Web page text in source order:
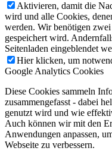
Aktivieren, damit die
wird und alle Cookies,
werden. Wir benötigen
gespeichert wird.
Seitenladen eingeblendet
Hier klicken, um
Google Analytics Cookies
Diese Cookies sammeln
zusammengefasst - dabei
genutzt wird und wie
Auch können wir mit den
Anwendungen anpassen,
Webseite zu verbessern.